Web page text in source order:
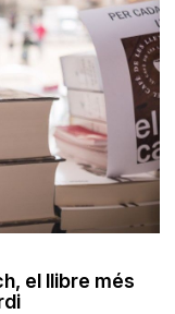
el llibre més